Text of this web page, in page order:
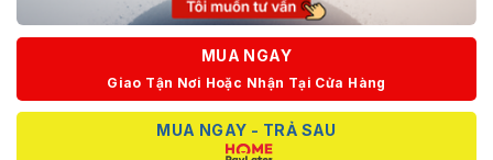
MUA NGAY
Giao Tận Nơi Hoặc Nhận Tại Cửa Hàng
MUA NGAY - TRẢ SAU